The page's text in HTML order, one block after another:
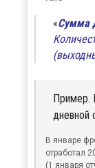
Сумма
Пример.
дневной
В январе
отработал
(1 января